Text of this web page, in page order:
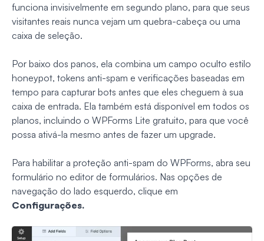
funciona invisivelmente em segundo plano, para que seus
visitantes reais nunca vejam um quebra-cabeça ou uma
caixa de seleção.
Por baixo dos panos, ela combina um campo oculto estilo
honeypot, tokens anti-spam e verificações baseadas em
tempo para capturar bots antes que eles cheguem à sua
caixa de entrada. Ela também está disponível em todos os
planos, incluindo o WPForms Lite gratuito, para que você
possa ativá-la mesmo antes de fazer um upgrade.
Para habilitar a proteção anti-spam do WPForms, abra seu
formulário no editor de formulários. Nas opções de
navegação do lado esquerdo, clique em
Configurações.